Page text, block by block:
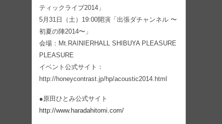
ティックライブ2014」
5月31日（土）19:00開演「出張ダチャンネル 〜
初夏の陣2014〜」
会場：Mt.RAINIERHALL SHIBUYA PLEASURE
PLEASURE
イベント公式サイト：
http://honeycontrast.jp/hp/acoustic2014.html
●原田ひとみ公式サイト
http://www.haradahitomi.com/